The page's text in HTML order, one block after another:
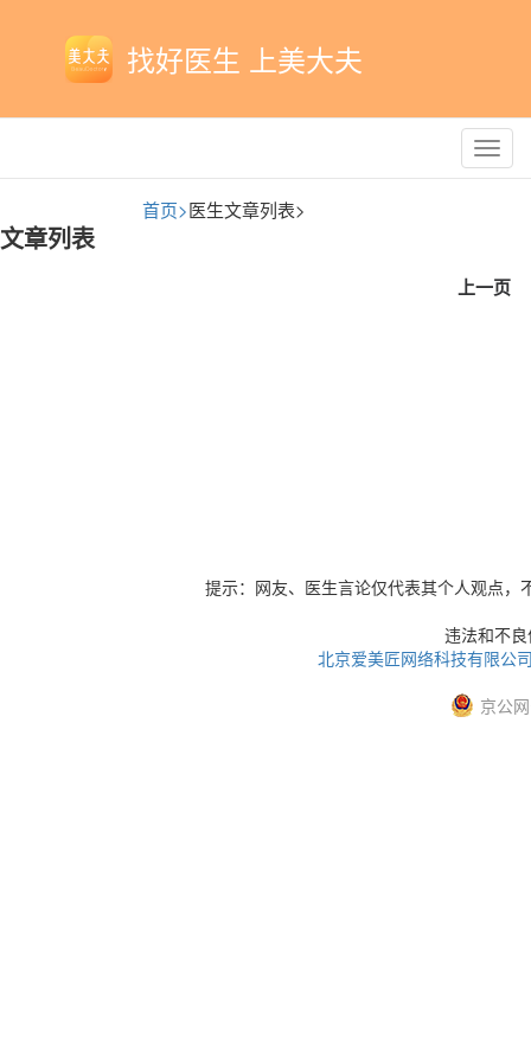
找好医生 上美大夫
首页>医生文章列表>
文章列表
上一页
提示：网友、医生言论仅代表其个人观点
违法和不
北京爱美匠网络科技有限公
京公